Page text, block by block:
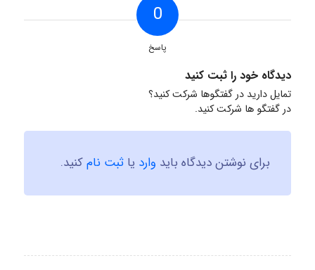
0
پاسخ
دیدگاه خود را ثبت کنید
تمایل دارید در گفتگوها شرکت کنید؟
در گفتگو ها شرکت کنید.
برای نوشتن دیدگاه باید وارد یا ثبت نامکنید.